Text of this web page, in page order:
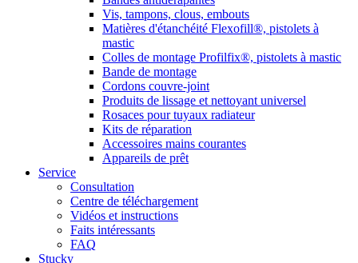
Vis, tampons, clous, embouts
Matières d'étanchéité Flexofill®, pistolets à
mastic
Colles de montage Profilfix®, pistolets à mastic
Bande de montage
Cordons couvre-joint
Produits de lissage et nettoyant universel
Rosaces pour tuyaux radiateur
Kits de réparation
Accessoires mains courantes
Appareils de prêt
Service
Consultation
Centre de téléchargement
Vidéos et instructions
Faits intéressants
FAQ
Stucky